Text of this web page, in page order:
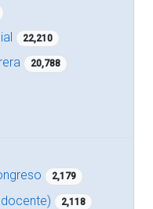
22,210
20,788
2,179
2,118